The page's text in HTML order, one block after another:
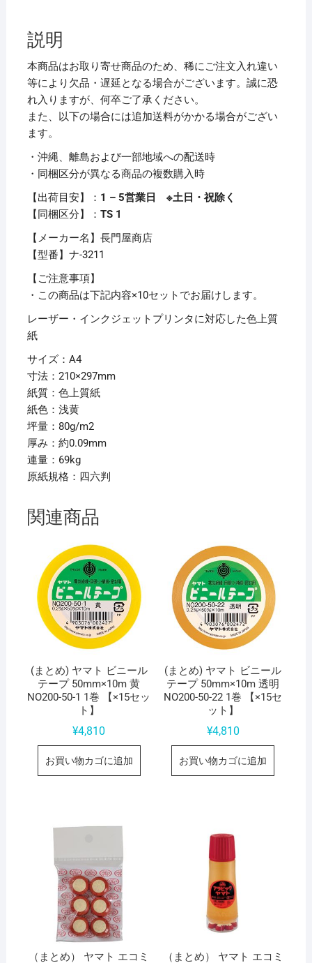
黄
ナ-3211
1
冊
（100
枚）
【×10
セ
ッ
ト】
個
説明
本商品はお取り寄せ商品のため、稀にご注文入れ違い
等により欠品・遅延となる場合がございます。誠に恐
れ入りますが、何卒ご了承ください。
また、以下の場合には追加送料がかかる場合がござい
ます。
・沖縄、離島および一部地域への配送時
・同梱区分が異なる商品の複数購入時
【出荷目安】： 1 – 5営業日 ※土日・祝除く
【同梱区分】： TS 1
【メーカー名】長門屋商店
【型番】ナ-3211
【ご注意事項】
・この商品は下記内容×10セットでお届けします。
レーザー・インクジェットプリンタに対応した色上質
紙
サイズ：A4
寸法：210×297mm
紙質：色上質紙
紙色：浅黄
坪量：80g/m2
厚み：約0.09mm
連量：69kg
原紙規格：四六判
関連商品
(まとめ) ヤマト ビニール
テープ 50mm×10m 黄
NO200-50-1 1巻 【×15セッ
ト】
¥4,810
お買い物カゴに追加
(まとめ) ヤマト ビニール
テープ 50mm×10m 透明
NO200-50-22 1巻 【×15セ
ット】
¥4,810
お買い物カゴに追加
（まとめ） ヤマト エコミ （まとめ） ヤマト エコミ